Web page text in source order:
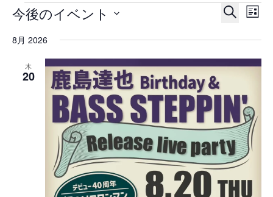
イ
ベ
ン
イ
ベ
を
索
し
ビ
ゲ
ョ
ン
を
表
示
索
イ
ベ
ビ
ー
ナ
ョ
ン
リ
表
今後のイベント
付
を
8月 2026
木
20